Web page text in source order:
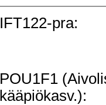
IFT122-pra:
POU1F1
kääpiökasv.):